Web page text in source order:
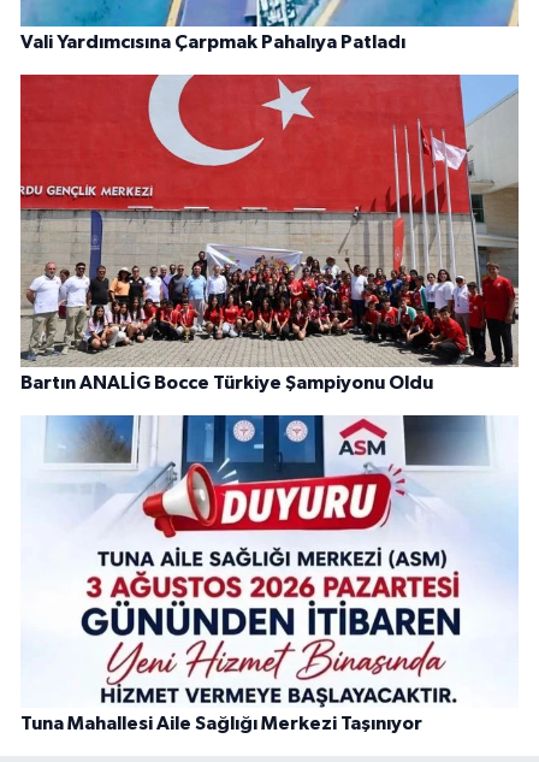
Vali Yardımcısına Çarpmak Pahalıya Patladı
Bartın ANALİG Bocce Türkiye Şampiyonu Oldu
Tuna Mahallesi Aile Sağlığı Merkezi Taşınıyor